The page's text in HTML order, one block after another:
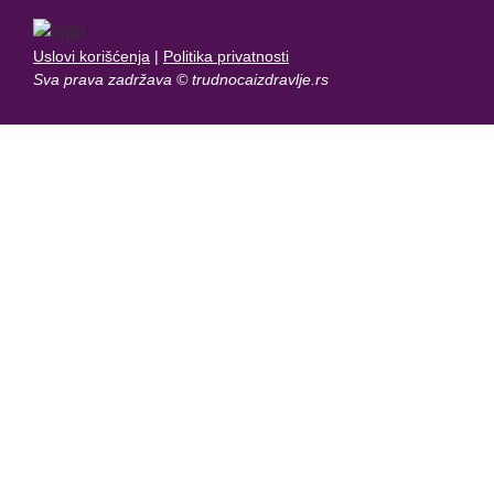
Uslovi korišćenja | Politika privatnosti
Sva prava zadržava © trudnocaizdravlje.rs